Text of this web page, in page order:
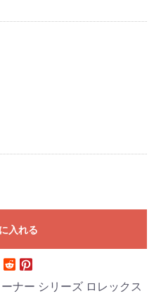
入れる
ナー シリーズ ロレックス